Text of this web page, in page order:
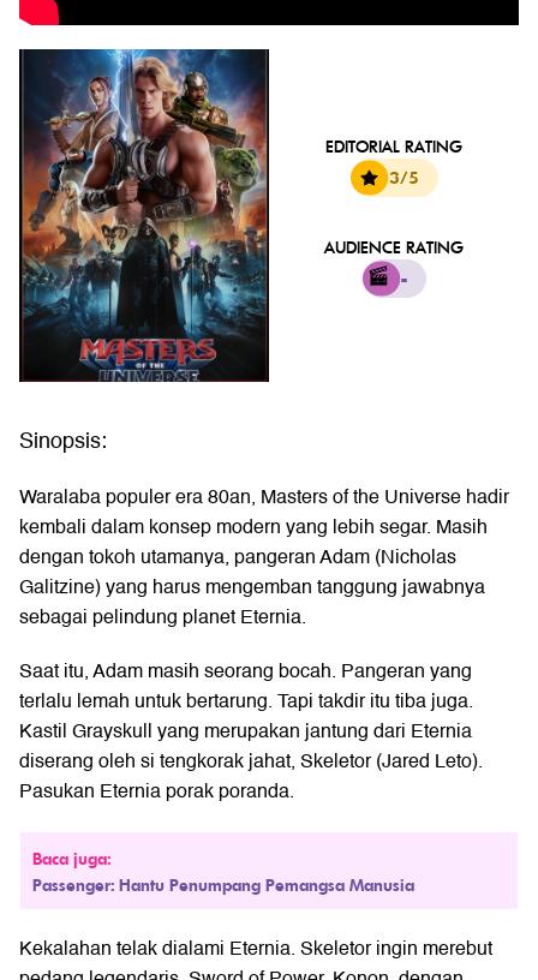
EDITORIAL RATING
3/5
AUDIENCE RATING
-
Sinopsis:
Waralaba populer era 80an, Masters of the Universe hadir
kembali dalam konsep modern yang lebih segar. Masih
dengan tokoh utamanya, pangeran Adam (Nicholas
Galitzine) yang harus mengemban tanggung jawabnya
sebagai pelindung planet Eternia.
Saat itu, Adam masih seorang bocah. Pangeran yang
terlalu lemah untuk bertarung. Tapi takdir itu tiba juga.
Kastil Grayskull yang merupakan jantung dari Eternia
diserang oleh si tengkorak jahat, Skeletor (Jared Leto).
Pasukan Eternia porak poranda.
Baca juga:
Passenger: Hantu Penumpang Pemangsa Manusia
Kekalahan telak dialami Eternia. Skeletor ingin merebut